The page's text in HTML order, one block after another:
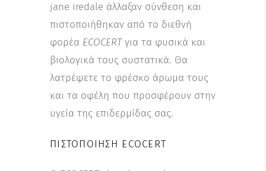
jane iredale άλλαξαν σύνθεση και
πιστοποιήθηκαν από το διεθνή
φορέα ECOCERTγια τα φυσικά και
βιολογικά τους συστατικά. Θα
λατρέψετε το φρέσκο άρωμα τους
και τα οφέλη που προσφέρουν στην
υγεία της επιδερμίδας σας.
ΠΙΣΤΟΠΟΊΗΣΗ ECOCERT